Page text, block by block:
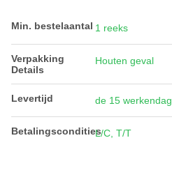
Min. bestelaantal 1 reeks
Verpakking
Details
Houten geval
Levertijd de 15 werkendag
BetalingsconditiesL/C, T/T